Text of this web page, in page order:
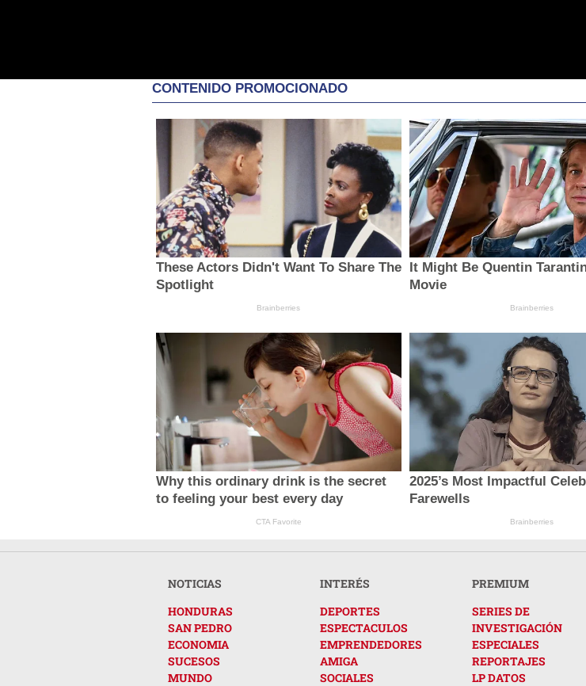
CONTENIDO PROMOCIONADO
These Actors Didn't Want To Share The
Spotlight
Brainberries
It Might Be Quentin
Movie
Brainberries
Why this ordinary drink is the secret
to feeling your best every day
CTA Favorite
2025’s Most Impactful
Farewells
Brainberries
NOTICIAS
HONDURAS
SAN PEDRO
ECONOMIA
SUCESOS
MUNDO
INTERÉS
DEPORTES
ESPECTACULOS
EMPRENDEDORES
AMIGA
SOCIALES
PREMIUM
SERIES DE
INVESTIGACIÓN
ESPECIALES
REPORTAJES
LP DATOS